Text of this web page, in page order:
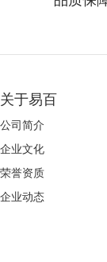
关于易百
公司简介
企业文化
荣誉资质
企业动态